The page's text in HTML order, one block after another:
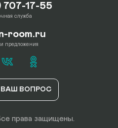
ВАШ ВОПРОС
17-55
служба
room.ru
предложения
права защищены.